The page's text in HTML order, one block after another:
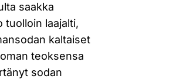
saakka
tuolloin laajalti,
kaltaiset
teoksensa
sodan